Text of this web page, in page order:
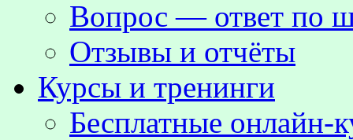
Вопрос — ответ по
Отзывы и отчёты
Курсы и тренинги
Бесплатные онлайн-